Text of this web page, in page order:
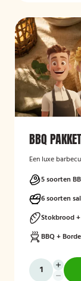
BBQ
Een luxe
5 soorten
6 soorten
Stokbrood
BBQ +